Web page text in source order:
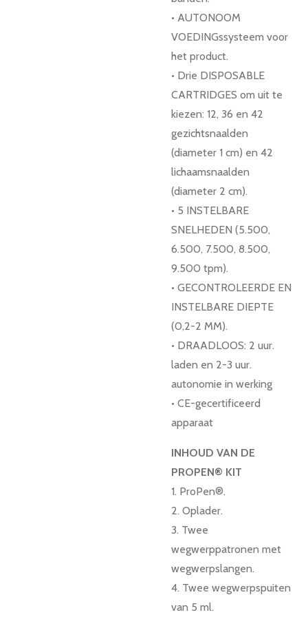
• AUTONOOM
VOEDINGssysteem voor
het product.
• Drie DISPOSABLE
CARTRIDGES om uit te
kiezen: 12, 36 en 42
gezichtsnaalden
(diameter 1 cm) en 42
lichaamsnaalden
(diameter 2 cm).
• 5 INSTELBARE
SNELHEDEN (5.500,
6.500, 7.500, 8.500,
9.500 tpm).
• GECONTROLEERDE EN
INSTELBARE DIEPTE
(0,2-2 MM).
• DRAADLOOS: 2 uur.
laden en 2-3 uur.
autonomie in werking
• CE-gecertificeerd
apparaat
INHOUD VAN DE
PROPEN® KIT
1. ProPen®.
2. Oplader.
3. Twee
wegwerppatronen met
wegwerpslangen.
4. Twee wegwerpspuiten
van 5 ml.